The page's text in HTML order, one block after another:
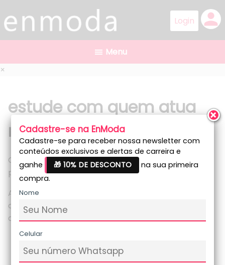
person
×
estude com quem atua
no mercado
Com o curso da enmoda, você estará preparado
para se destacar no mercado da moda.
Além disso, 100% dos nossos professores e
coordenadores são profissionais renomados e
atuantes no mercado.
Cadastre-se na EnModa
Cadastre-se para receber nossa newsletter com
conteúdos exclusivos e alertas de carreira e
ganhe
🎁 10% DE DESCONTO
na sua primeira
compra.
Nome
Celular